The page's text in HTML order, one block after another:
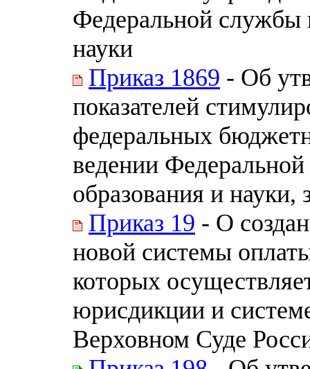
Федеральной службы
науки
Приказ 1869 - Об
показателей
федеральных
ведении
образования и науки,
Приказ 19 - О
новой системы
которых
юрисдикции и
Верховном Суде